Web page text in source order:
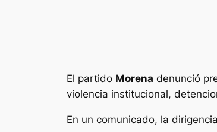
El partido Morena denunció
violencia institucional,
En un comunicado, la